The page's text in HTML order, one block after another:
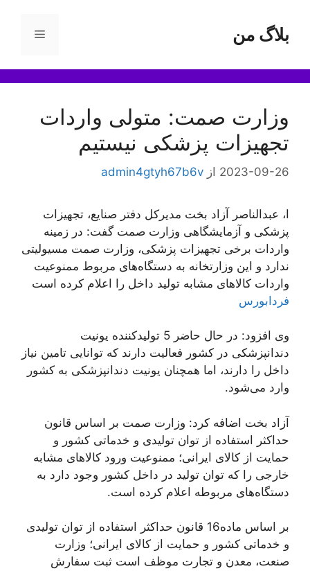
محتوابلاگ من فهرست
وزارت صمت: متولی واردات
تجهیزات پزشکی نیستیم
2023-09-26 از admin4gtyh67b6v
ا، عبدالناصر آزاد بخت مدیرکل دفتر صنایع، تجهیزات
پزشکی و آزمایشگاهی وزارت صمت گفت: در زمینه
واردات برخی تجهیزات پزشکی، وزارت صمت مسيولیتی
ندارد و این وزارتخانه به دستگاه‌های مربوط ممنوعیت
واردات کالا‌های مشابه تولید داخل را اعلام کرده است
فردابورس
وی افزود: در حال حاضر 5 تولیدکننده یونیت
دندانپزشکی در کشور فعالیت دارند که توانایی تامین نیاز
داخل را دارند، اما همچنان یونیت دندانپزشکی به کشور
وارد می‌شود.
آزاد بخت اضافه کرد: وزارت صمت بر اساس قانون
حداکثر استفاده از توان تولیدی و خدماتی کشور و
حمایت از کالای ایرانی؛ ممنوعیت ورود کالا‌های مشابه
خارجی را که توان تولید در داخل کشور وجود دارد به
دستگاه‌های مربوطه اعلام کرده است.
بر اساس ماده16 قانون حداکثر استفاده از توان تولیدی
و خدماتی کشور و حمایت از کالای ایرانی؛ وزارت
صنعت، معدن و تجارت موظف است ثبت سفارش